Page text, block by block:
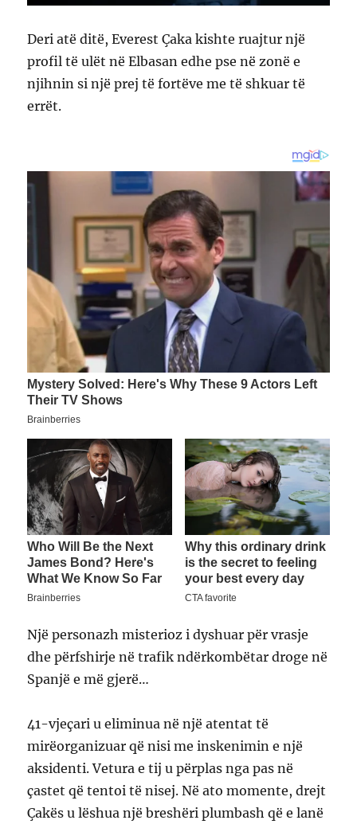
Deri atë ditë, Everest Çaka kishte ruajtur një
profil të ulët në Elbasan edhe pse në zonë e
njihnin si një prej të fortëve me të shkuar të
errët.
Një personazh misterioz i dyshuar për vrasje
dhe përfshirje në trafik ndërkombëtar droge në
Spanjë e më gjerë…
41-vjeçari u eliminua në një atentat të
mirëorganizuar që nisi me inskenimin e një
aksidenti. Vetura e tij u përplas nga pas në
çastet që tentoi të nisej. Në ato momente, drejt
Çakës u lëshua një breshëri plumbash që e lanë